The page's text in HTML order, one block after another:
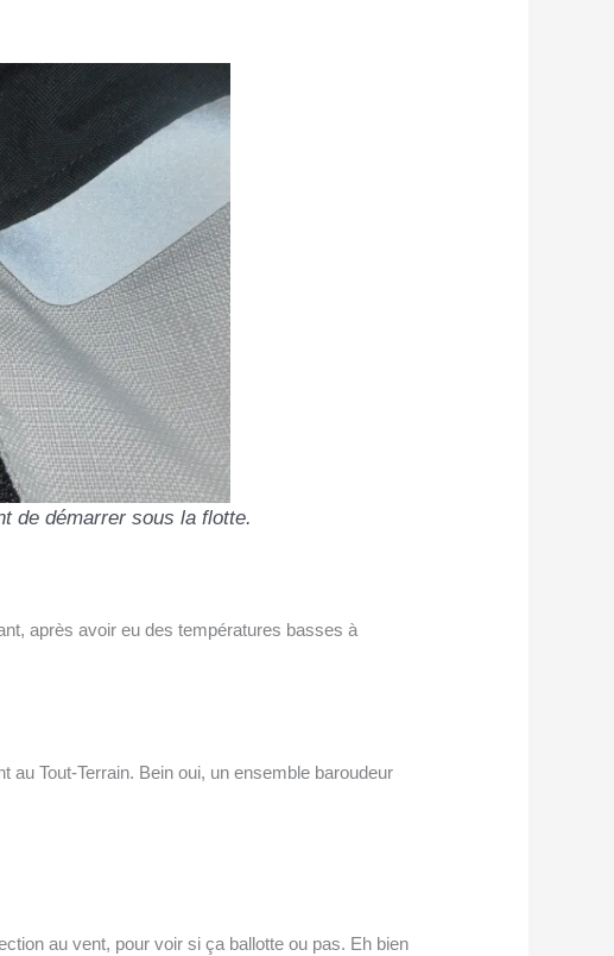
de démarrer sous la flotte.
après avoir eu des températures basses à
Tout-Terrain. Bein oui, un ensemble baroudeur
au vent, pour voir si ça ballotte ou pas. Eh bien